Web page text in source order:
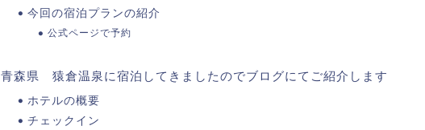
今回の宿泊プランの紹介
公式ページで予約
青森県 猿倉温泉に宿泊してきましたのでブログにてご紹介します
ホテルの概要
チェックイン